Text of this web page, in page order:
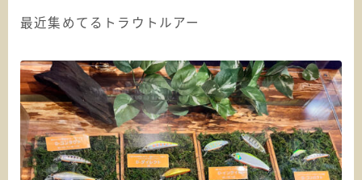
最近集めてるトラウトルアー